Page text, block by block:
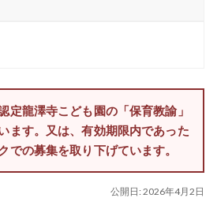
定龍澤寺こども園の「保育教諭」
ます。又は、有効期限内であった
での募集を取り下げています。
公開日: 2026年4月2日